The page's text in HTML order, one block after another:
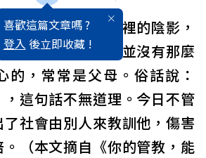
喜歡這篇文章嗎 ?
登入 後立即收藏 !
會給孩子留下心裡的陰影，
正常訓誡，孩子並沒有那麼
的，常常是父母。俗話說：
，這句話不無道理。今日不管
社會由別人來教訓他，傷害
（本文摘自《你的管教，能